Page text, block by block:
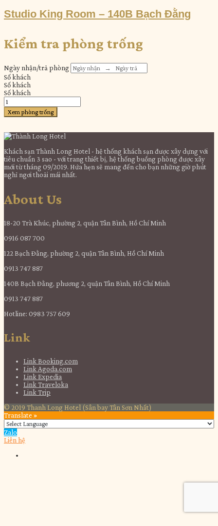
Studio King Room – 140B Bạch Đằng
Kiểm tra phòng trống
Ngày nhận/trả phòng
Số khách
Số khách
Số khách
Xem phòng trống
Khách sạn Thành Long Hotel - hệ thống khách sạn được xây dựng với
tiêu chuẩn 3 sao - với trang thiết bị, hệ thống buồng phòng được xây
mới từ tháng 09/2019. Hứa hẹn sẽ mang đến cho bạn những giờ phút
nghỉ ngơi thoải mái nhất.
About Us
18-20 Trà Khúc, phường 2, quận Tân Bình, Hồ Chí Minh
0916 087 700
122 Bạch Đằng, phường 2, quận Tân Bình, Hồ Chí Minh
0913 747 887
140B Bạch Đằng, phương 2, quận Tân Bình, Hồ Chí Minh
0913 747 887
Hotline: 0983 757 609
Link
Link Booking.com
Link Agoda.com
Link Expedia
Link Traveloka
Link Trip
© 2019 Thanh Long Hotel (Sân bay Tân Sơn Nhất)
Translate »
Zalo
Liên hệ